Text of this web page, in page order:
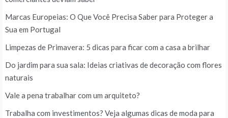
Marcas Europeias: O Que Você Precisa Saber para Proteger a
Sua em Portugal
Limpezas de Primavera: 5 dicas para ficar com a casa a brilhar
Do jardim para sua sala: Ideias criativas de decoração com flores
naturais
Vale a pena trabalhar com um arquiteto?
Trabalha com investimentos? Veja algumas dicas de moda para